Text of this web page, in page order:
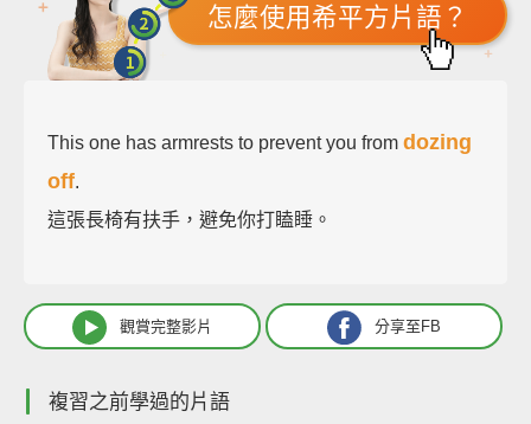
怎麼使用希平方片語？
This one has armrests to prevent you from dozing
off.
這張長椅有扶手，避免你打瞌睡。
觀賞完整影片 分享至FB
複習之前學過的片語